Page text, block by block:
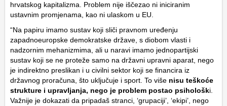
hrvatskog kapitalizma. Problem nije iščezao ni iniciranim
ustavnim promjenama, kao ni ulaskom u EU.
“Na papiru imamo sustav koji sliči pravnom uređenju
zapadnoeuropske demokratske države, s diobom vlasti i
nadzornim mehanizmima, ali u naravi imamo jednopartijski
sustav koji se ne proteže samo na državni upravni aparat, nego
je indirektno preslikan i u civilni sektor koji se financira iz
državnog proračuna, što uključuje i sport. To više nisu teškoće
strukture i upravljanja, nego je problem postao psihološki.
Važnije je dokazati da pripadaš stranci, ‘grupaciji’, ‘ekipi’, nego